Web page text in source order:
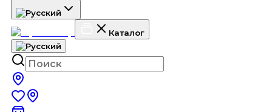
Каталог